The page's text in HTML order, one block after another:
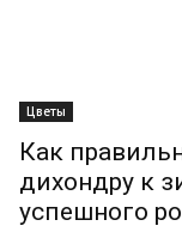
Цветы
Как
дихондру к
успешного